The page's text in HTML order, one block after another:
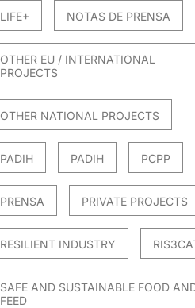
LIFE+ NOTAS DE PRENSA
OTHER EU / INTERNATIONAL
PROJECTS
OTHER NATIONAL PROJECTS
PADIH PADIH PCPP
PRENSA PRIVATE PROJECTS
RESILIENT INDUSTRY
SAFE AND SUSTAINABLE FOOD
FEED